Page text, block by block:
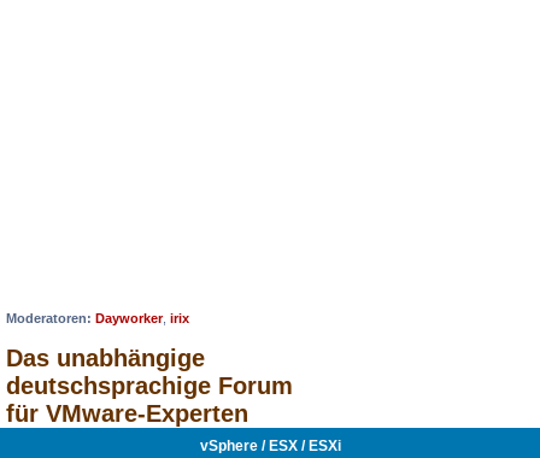
Moderatoren: Dayworker, irix
Das unabhängige
deutschsprachige Forum
für VMware-Experten
vSphere / ESX / ESXi